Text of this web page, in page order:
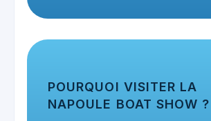
POURQUOI VISITER LA
NAPOULE BOAT SHOW ?